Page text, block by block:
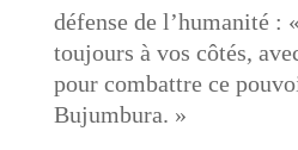
défense de l’humanité :
toujours à vos côtés,
pour combattre ce
Bujumbura. »